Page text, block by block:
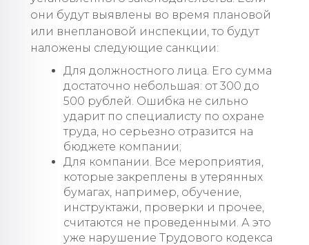
они будут выявлены во время плановой
или внеплановой инспекции, то будут
наложены следующие санкции:
Для должностного лица. Его сумма
достаточно небольшая: от 300 до
500 рублей. Ошибка не сильно
ударит по специалисту по охране
труда, но серьезно отразится на
бюджете компании;
Для компании. Все мероприятия,
которые закреплены в утерянных
бумагах, например, обучение,
инструктажи, проверки и прочее,
считаются не проведенными. А это
уже нарушение Трудового кодекса